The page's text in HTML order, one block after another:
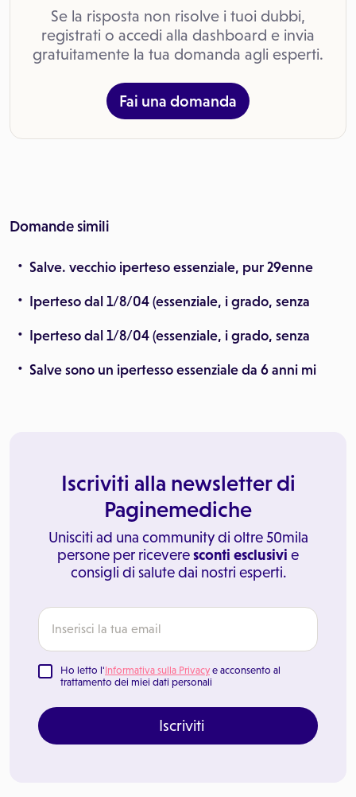
Se la risposta non risolve i tuoi dubbi,
registrati o accedi alla dashboard e invia
gratuitamente la tua domanda agli esperti.
Fai una domanda
Domande simili
Salve. vecchio iperteso essenziale, pur 29enne
Iperteso dal 1/8/04 (essenziale, i grado, senza
Iperteso dal 1/8/04 (essenziale, i grado, senza
Salve sono un ipertesso essenziale da 6 anni mi
Iscriviti alla newsletter di
Paginemediche
Unisciti ad una community di oltre 50mila
persone per riceveresconti esclusivi e
consigli di salute dai nostri esperti.
Ho letto l'Informativa sulla Privacy e acconsento al
trattamento dei miei dati personali
Iscriviti